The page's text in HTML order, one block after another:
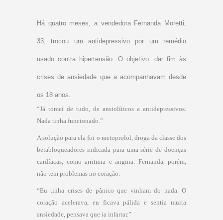
Há quatro meses, a vendedora Fernanda Moretti,
33, trocou um antidepressivo por um remédio
usado contra hipertensão. O objetivo: dar fim às
crises de ansiedade que a acompanhavam desde
os 18 anos.
“Já tomei de tudo, de ansiolíticos a antidepressivos.
Nada tinha funcionado.”
A solução para ela foi o metoprolol, droga da classe dos
betabloqueadores indicada para uma série de doenças
cardíacas, como arritmia e angina. Fernanda, porém,
não tem problemas no coração.
“Eu tinha crises de pânico que vinham do nada. O
coração acelerava, eu ficava pálida e sentia muita
ansiedade, pensava que ia infartar.”